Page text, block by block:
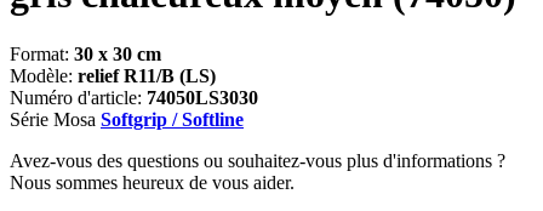
Format: 30 x 30 cm
Modèle: relief R11/B (LS)
Numéro d'article: 74050LS3030
Série Mosa Softgrip / Softline
Avez-vous des questions ou souhaitez-vous plus d'informations ?
Nous sommes heureux de vous aider.